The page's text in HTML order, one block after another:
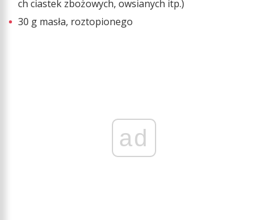
ch ciastek zbożowych, owsianych itp.)
30 g masła, roztopionego
ad